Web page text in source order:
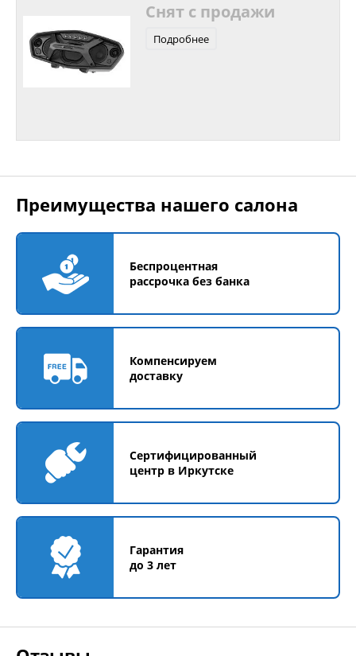
Снят с продажи
Подробнее
Преимущества нашего салона
Беспроцентная
рассрочка без банка
Компенсируем
доставку
Сертифицированный
центр в Иркутске
Гарантия
до 3 лет